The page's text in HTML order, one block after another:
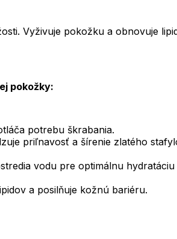
Vyživuje pokožku a obnovuje
pokožky:
potrebu škrabania.
priľnavosť a šírenie zlatého
vodu pre optimálnu
a posilňuje kožnú bariéru.